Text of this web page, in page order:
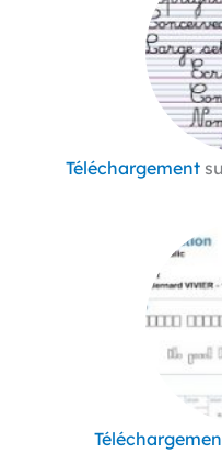
Téléchargement